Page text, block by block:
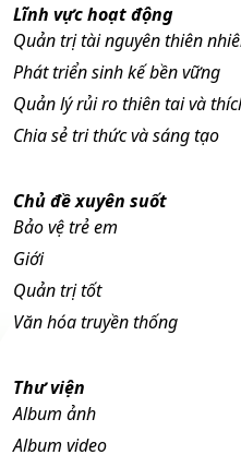
Lĩnh vực hoạt động
Quản trị tài nguyên thiên
Phát triển sinh kế bền vững
Quản lý rủi ro thiên tai và
Chia sẻ tri thức và sáng tạo
Chủ đề xuyên suốt
Bảo vệ trẻ em
Giới
Quản trị tốt
Văn hóa truyền thống
Thư viện
Album ảnh
Album video